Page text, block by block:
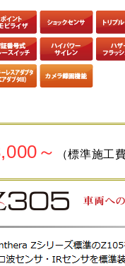
～ （標準施工